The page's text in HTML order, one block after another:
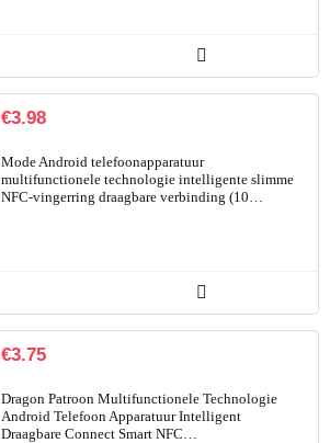
€3.98
Mode Android telefoonapparatuur
multifunctionele technologie intelligente slimme
NFC-vingerring draagbare verbinding (10…
€3.75
Dragon Patroon Multifunctionele Technologie
Android Telefoon Apparatuur Intelligent
Draagbare Connect Smart NFC…